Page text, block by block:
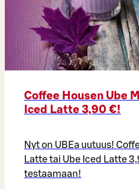
Coffee Housen Ube
Iced Latte 3,90 €!
Nyt on UBEa uutuus!
Latte tai Ube Iced Latte
testaamaan!